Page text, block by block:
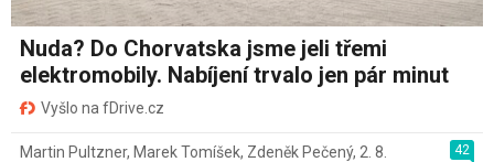
Nuda? Do Chorvatska jsme jeli třemi
elektromobily. Nabíjení trvalo jen pár minut
Vyšlo na fDrive.cz
42
Martin Pultzner, Marek Tomíšek, Zdeněk Pečený, 2. 8.